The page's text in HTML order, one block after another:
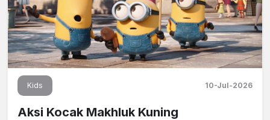
Kids 10-Jul-2026
Aksi Kocak Makhluk Kuning